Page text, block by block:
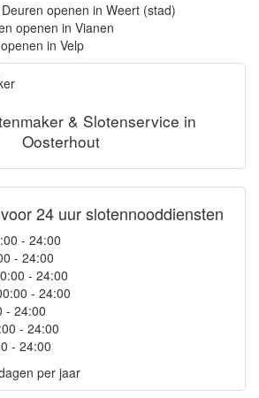
openen in Weert (stad)
openen in Vianen
in Velp
& Slotenservice in
Oosterhout
24 uur slotennooddiensten
- 24:00
- 24:00
- 24:00
- 24:00
- 24:00
- 24:00
- 24:00
per jaar